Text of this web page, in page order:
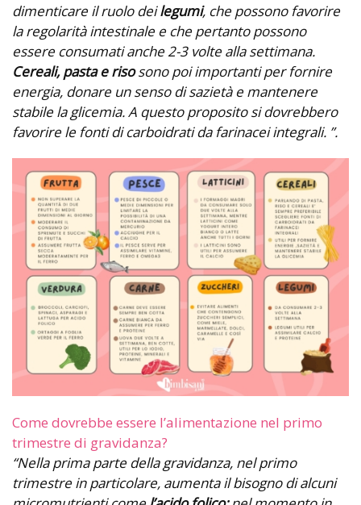
dimenticare il ruolo deilegumi, che possono favorire
la regolarità intestinale e che pertanto possono
essere consumati anche 2-3 volte alla settimana.
Cereali, pasta e risosono poi importanti per fornire
energia, donare un senso di sazietà e mantenere
stabile la glicemia. A questo proposito si dovrebbero
favorire le fonti di carboidrati da farinacei integrali. ”.
Come dovrebbe essere l’alimentazione nel primo
trimestre di gravidanza?
“Nella prima parte della gravidanza, nel primo
trimestre in particolare, aumenta il bisogno di alcuni